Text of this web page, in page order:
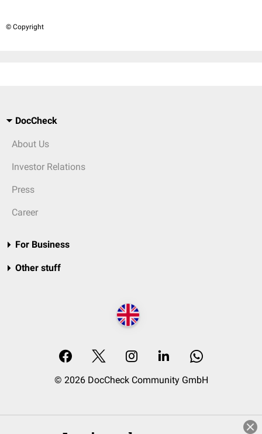
© Copyright
DocCheck
About Us
Investor Relations
Press
Career
For Business
Other stuff
© 2026 DocCheck Community GmbH